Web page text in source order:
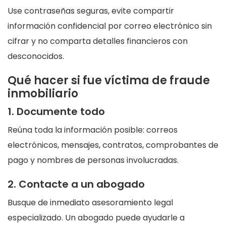
Use contraseñas seguras, evite compartir
información confidencial por correo electrónico sin
cifrar y no comparta detalles financieros con
desconocidos.
Qué hacer si fue víctima de fraude
inmobiliario
1. Documente todo
Reúna toda la información posible: correos
electrónicos, mensajes, contratos, comprobantes de
pago y nombres de personas involucradas.
2. Contacte a un abogado
Busque de inmediato asesoramiento legal
especializado. Un abogado puede ayudarle a